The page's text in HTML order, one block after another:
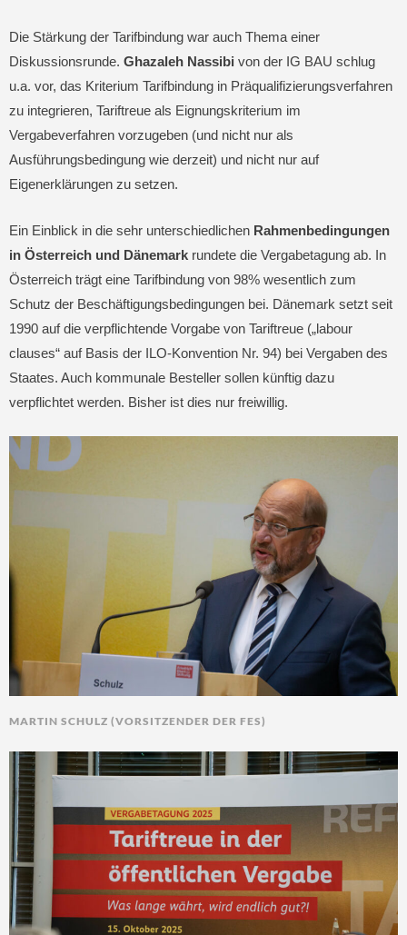
Die Stärkung der Tarifbindung war auch Thema einer
Diskussionsrunde. Ghazaleh Nassibi von der IG BAU schlug
u.a. vor, das Kriterium Tarifbindung in Präqualifizierungsverfahren
zu integrieren, Tariftreue als Eignungskriterium im
Vergabeverfahren vorzugeben (und nicht nur als
Ausführungsbedingung wie derzeit) und nicht nur auf
Eigenerklärungen zu setzen.
Ein Einblick in die sehr unterschiedlichen Rahmenbedingungen
in Österreich und Dänemark rundete die Vergabetagung ab. In
Österreich trägt eine Tarifbindung von 98% wesentlich zum
Schutz der Beschäftigungsbedingungen bei. Dänemark setzt seit
1990 auf die verpflichtende Vorgabe von Tariftreue („labour
clauses“ auf Basis der ILO-Konvention Nr. 94) bei Vergaben des
Staates. Auch kommunale Besteller sollen künftig dazu
verpflichtet werden. Bisher ist dies nur freiwillig.
MARTIN SCHULZ (VORSITZENDER DER FES)